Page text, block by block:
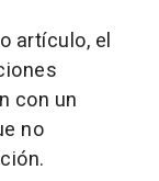
artículo, el
con un
no